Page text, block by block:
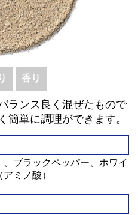
香り
ランス良く混ぜたもので
簡単に調理ができます。
ブラックペッパー、ホワイ
ミノ酸）